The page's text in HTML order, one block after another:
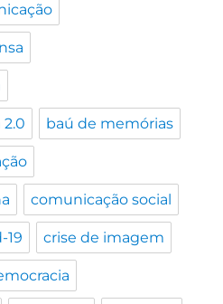
baú de memórias
comunicação social
19 crise de imagem